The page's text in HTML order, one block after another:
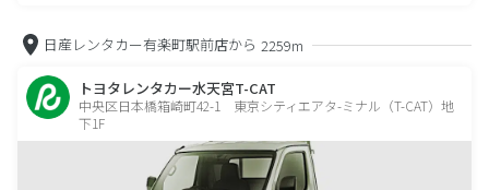
日産レンタカー有楽町駅前店から 2259m
トヨタレンタカー水天宮T-CAT
中央区日本橋箱崎町42-1 東京シティエアタ-ミナル（T-CAT）地
下1F